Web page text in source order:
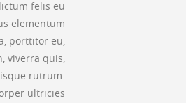
felis eu
elementum
porttitor eu,
viverra quis,
rutrum.
ultricies